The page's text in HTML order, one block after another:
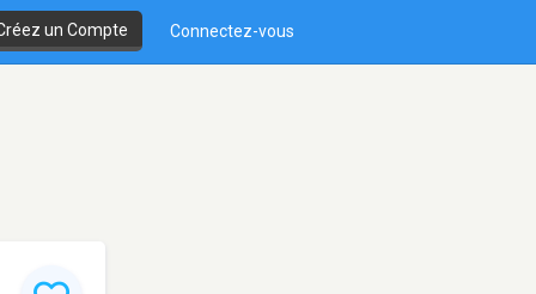
un Compte Connectez-vous